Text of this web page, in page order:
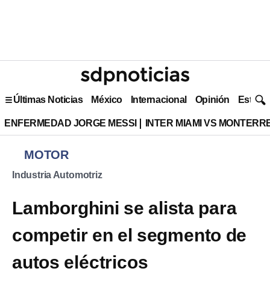
Últimas Noticias México Internacional Opinión Estilo
ENFERMEDAD JORGE MESSI INTER MIAMI VS
MOTOR
Industria Automotriz
Lamborghini se alista para
competir en el segmento de
autos eléctricos